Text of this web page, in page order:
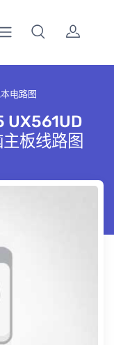
电路图
UX561UD
板线路图